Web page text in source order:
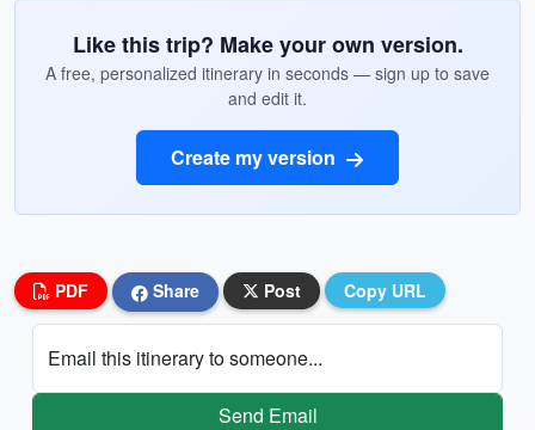
Like this trip? Make your own version.
A free, personalized itinerary in seconds — sign up to save
and edit it.
Create my version
PDF Share Post Copy URL
Email this itinerary to someone...
Send Email